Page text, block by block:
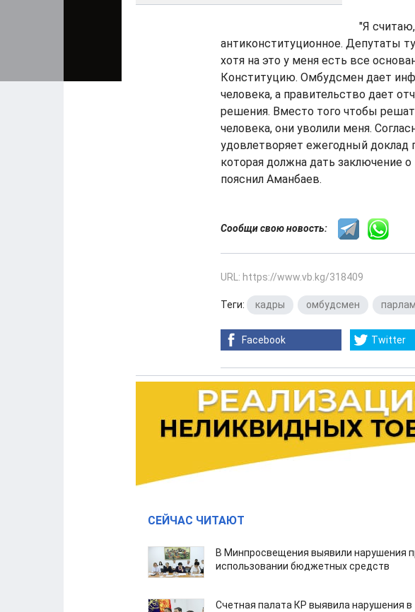
"Я
антиконституционное. Депутаты
хотя на это у меня есть все
Конституцию. Омбудсмен дает
человека, а правительство дает
решения. Вместо того чтобы
человека, они уволили меня.
удовлетворяет ежегодный доклад
которая должна дать заключение
пояснил Аманбаев.
Сообщи свою новость:
URL: https://www.vb.kg/318409
Теги: кадры омбудсмен
Facebook Twitter
СЕЙЧАС ЧИТАЮТ
В Минпросвещения выявили нарушения
использовании бюджетных средств
Счетная палата КР выявила нарушения в